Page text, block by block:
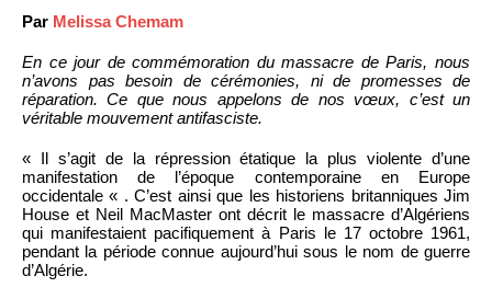
Par Melissa Chemam
En ce jour de commémoration du massacre de Paris, nous
n’avons pas besoin de cérémonies, ni de promesses de
réparation. Ce que nous appelons de nos vœux, c’est un
véritable mouvement antifasciste.
« Il s’agit de la répression étatique la plus violente d’une
manifestation de l’époque contemporaine en Europe
occidentale « . C’est ainsi que les historiens britanniques Jim
House et Neil MacMaster ont décrit le massacre d’Algériens
qui manifestaient pacifiquement à Paris le 17 octobre 1961,
pendant la période connue aujourd’hui sous le nom de guerre
d’Algérie.